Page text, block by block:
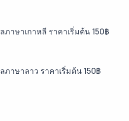
ภาษาเกาหลี ราคาเริ่มต้น 150฿
ภาษาลาว ราคาเริ่มต้น 150฿